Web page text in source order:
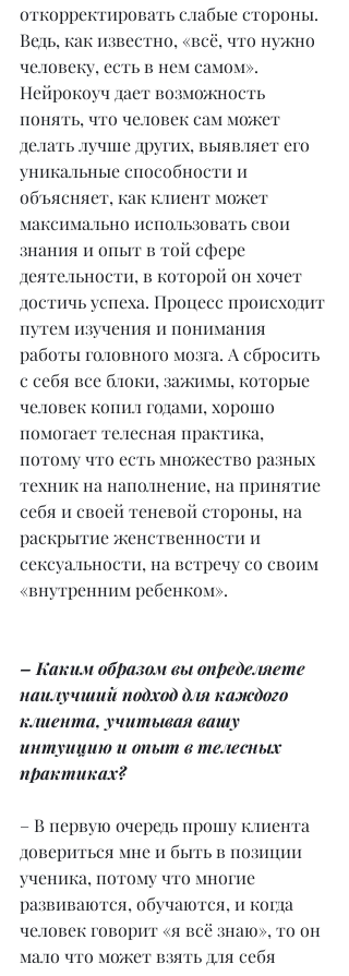
откорректировать слабые стороны.
Ведь, как известно, «всё, что нужно
человеку, есть в нем самом».
Нейрокоуч дает возможность
понять, что человек сам может
делать лучше других, выявляет его
уникальные способности и
объясняет, как клиент может
максимально использовать свои
знания и опыт в той сфере
деятельности, в которой он хочет
достичь успеха. Процесс происходит
путем изучения и понимания
работы головного мозга. А сбросить
с себя все блоки, зажимы, которые
человек копил годами, хорошо
помогает телесная практика,
потому что есть множество разных
техник на наполнение, на принятие
себя и своей теневой стороны, на
раскрытие женственности и
сексуальности, на встречу со своим
«внутренним ребенком».
– Каким образом вы определяете
наилучший подход для каждого
клиента, учитывая вашу
интуицию и опыт в телесных
практиках?
– В первую очередь прошу клиента
довериться мне и быть в позиции
ученика, потому что многие
развиваются, обучаются, и когда
человек говорит «я всё знаю», то он
мало что может взять для себя